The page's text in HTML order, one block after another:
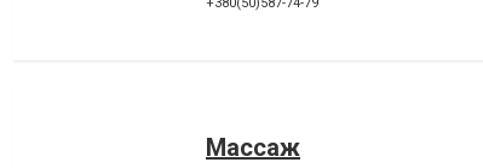
Массаж